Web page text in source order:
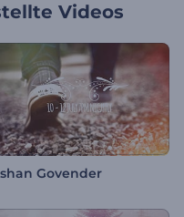
Videos
Govender